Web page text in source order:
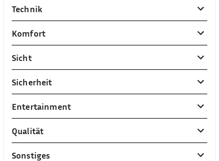
Technik
Komfort
Sicht
Sicherheit
Entertainment
Qualität
Sonstiges